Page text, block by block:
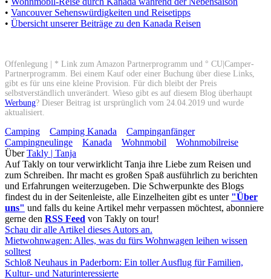
• Vancouver Sehenswürdigkeiten und Reisetipps
• Übersicht unserer Beiträge zu den Kanada Reisen
Offenlegung | * Link zum Amazon Partnerprogramm und ° CU|Camper-
Partnerprogramm. Bei einem Kauf oder einer Buchung über diese Links,
gibt es für uns eine kleine Provision. Für dich bleibt der Preis
selbstverständlich unverändert. Wieso gibt es auf diesem Blog überhaupt
Werbung? Dieser Beitrag ist ursprünglich vom 24.04.2019 und wurde
aktualisiert.
Camping Camping Kanada
Campinganfänger
Campingneulinge
Kanada Wohnmobil
Wohnmobilreise
ÜberTakly | Tanja
Auf Takly on tour verwirklicht Tanja ihre Liebe zum Reisen und
zum Schreiben. Ihr macht es großen Spaß ausführlich zu berichten
und Erfahrungen weiterzugeben. Die Schwerpunkte des Blogs
findest du in der Seitenleiste, alle Einzelheiten gibt es unter "Über
uns" und falls du keine Artikel mehr verpassen möchtest, abonniere
gerne den RSS Feed von Takly on tour!
Schau dir alle Artikel dieses Autors an.
Mietwohnwagen: Alles, was du fürs Wohnwagen leihen wissen
solltest
Schloß Neuhaus in Paderborn: Ein toller Ausflug für Familien,
Kultur- und Naturinteressierte